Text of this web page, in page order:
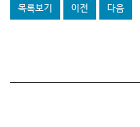
목록보기 이전 다음